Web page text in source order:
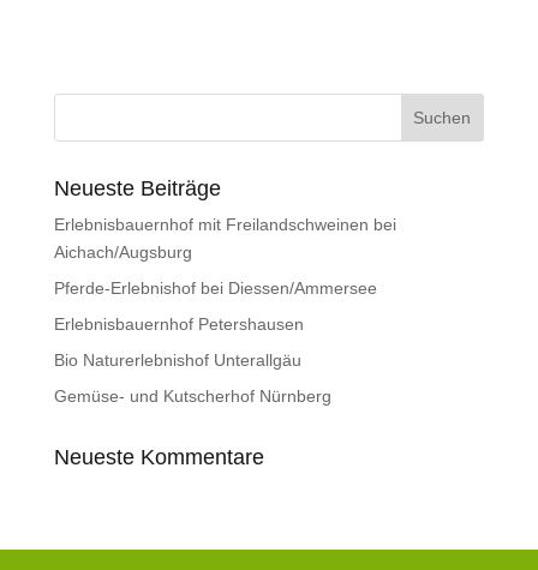
Neueste Beiträge
Erlebnisbauernhof mit Freilandschweinen bei
Aichach/Augsburg
Pferde-Erlebnishof bei Diessen/Ammersee
Erlebnisbauernhof Petershausen
Bio Naturerlebnishof Unterallgäu
Gemüse- und Kutscherhof Nürnberg
Neueste Kommentare